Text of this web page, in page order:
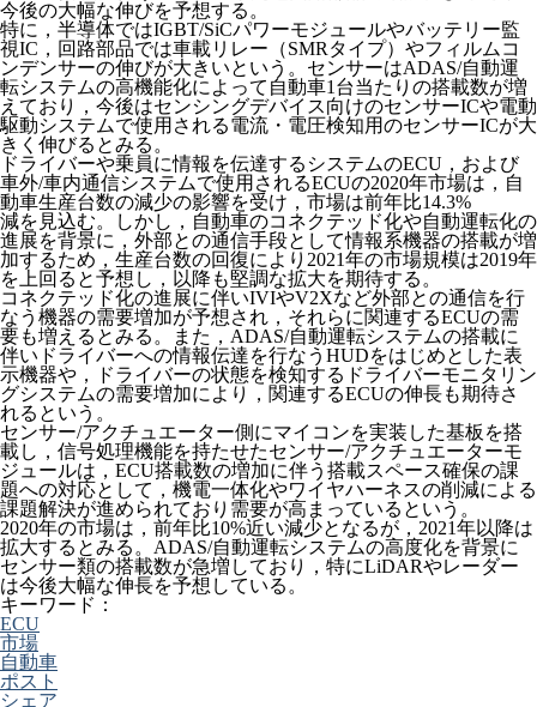
今後の大幅な伸びを予想する。
特に，半導体ではIGBT/SiCパワーモジュールやバッテリー監
視IC，回路部品では車載リレー（SMRタイプ）やフィルムコ
ンデンサーの伸びが大きいという。センサーはADAS/自動運
転システムの高機能化によって自動車1台当たりの搭載数が増
えており，今後はセンシングデバイス向けのセンサーICや電動
駆動システムで使用される電流・電圧検知用のセンサーICが大
きく伸びるとみる。
ドライバーや乗員に情報を伝達するシステムのECU，および
車外/車内通信システムで使用されるECUの2020年市場は，自
動車生産台数の減少の影響を受け，市場は前年比14.3%
減を見込む。しかし，自動車のコネクテッド化や自動運転化の
進展を背景に，外部との通信手段として情報系機器の搭載が増
加するため，生産台数の回復により2021年の市場規模は2019年
を上回ると予想し，以降も堅調な拡大を期待する。
コネクテッド化の進展に伴いIVIやV2Xなど外部との通信を行
なう機器の需要増加が予想され，それらに関連するECUの需
要も増えるとみる。また，ADAS/自動運転システムの搭載に
伴いドライバーへの情報伝達を行なうHUDをはじめとした表
示機器や，ドライバーの状態を検知するドライバーモニタリン
グシステムの需要増加により，関連するECUの伸長も期待さ
れるという。
センサー/アクチュエーター側にマイコンを実装した基板を搭
載し，信号処理機能を持たせたセンサー/アクチュエーターモ
ジュールは，ECU搭載数の増加に伴う搭載スペース確保の課
題への対応として，機電一体化やワイヤハーネスの削減による
課題解決が進められており需要が高まっているという。
2020年の市場は，前年比10%近い減少となるが，2021年以降は
拡大するとみる。ADAS/自動運転システムの高度化を背景に
センサー類の搭載数が急増しており，特にLiDARやレーダー
は今後大幅な伸長を予想している。
キーワード：
ECU
市場
自動車
ポスト
シェア